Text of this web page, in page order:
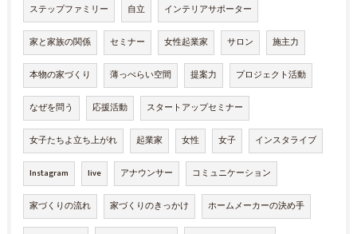
ステップファミリー 自立 インテリアサポーター
家と家族の関係 セミナー 女性起業家 サロン 施主力
本物の家づくり 薄っぺらい空間 提案力 プロジェクト活動
なぜを問う 応援活動 スタートアップセミナー
女子たちよ立ち上がれ 起業家 女性 女子 インスタライブ
Instagram live アナウンサー コミュニケーション
家づくりの流れ 家づくりのきっかけ ホームメーカーの決め手